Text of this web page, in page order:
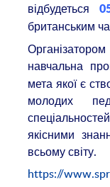
відбудеться
британським
навчальна
мета якої є
молодих
якісними
всьому світу.
https://